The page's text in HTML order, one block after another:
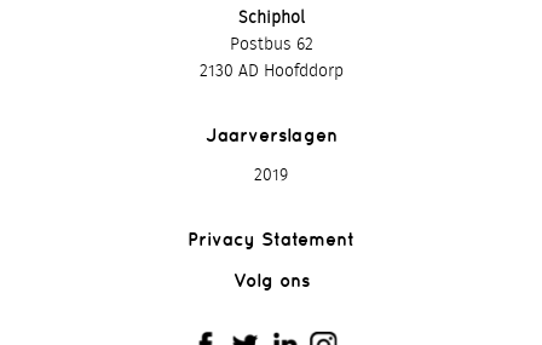
Schiphol
Postbus 62
2130 AD Hoofddorp
Jaarverslagen
2019
Privacy Statement
Volg ons